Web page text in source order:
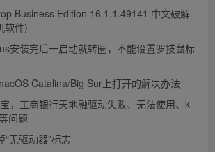
问题。
的问题，即在关闭虚拟机并尝试退出
之后，Parallels Desktop 无法响应。
Business Edition 16.1.1.49141 中文破解
软件)
安装完后一启动就转圈，不能设置罗技鼠标
Catalina/Big Sur上打开的解决办法
，工商银行天地融驱动失败、无法使用、k
问题
无驱动器”标志